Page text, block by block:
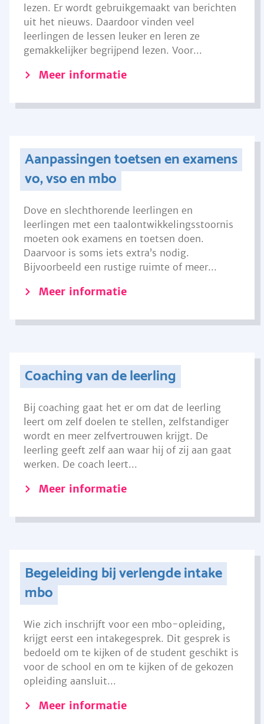
lezen. Er wordt gebruikgemaakt van berichten
uit het nieuws. Daardoor vinden veel
leerlingen de lessen leuker en leren ze
gemakkelijker begrijpend lezen. Voor...
Meer informatie
Aanpassingen toetsen en examens
vo, vso en mbo
Dove en slechthorende leerlingen en
leerlingen met een taalontwikkelingsstoornis
moeten ook examens en toetsen doen.
Daarvoor is soms iets extra’s nodig.
Bijvoorbeeld een rustige ruimte of meer...
Meer informatie
Coaching van de leerling
Bij coaching gaat het er om dat de leerling
leert om zelf doelen te stellen, zelfstandiger
wordt en meer zelfvertrouwen krijgt. De
leerling geeft zelf aan waar hij of zij aan gaat
werken. De coach leert...
Meer informatie
Begeleiding bij verlengde intake
mbo
Wie zich inschrijft voor een mbo-opleiding,
krijgt eerst een intakegesprek. Dit gesprek is
bedoeld om te kijken of de student geschikt is
voor de school en om te kijken of de gekozen
opleiding aansluit...
Meer informatie